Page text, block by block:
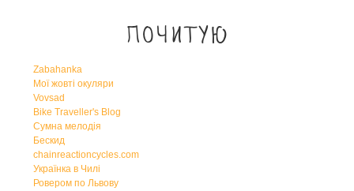
Почитую
Zabahanka
Мої жовті окуляри
Vovsad
Bike Traveller's Blog
Сумна мелодія
Бескид
chainreactioncycles.com
Українка в Чилі
Ровером по Львову